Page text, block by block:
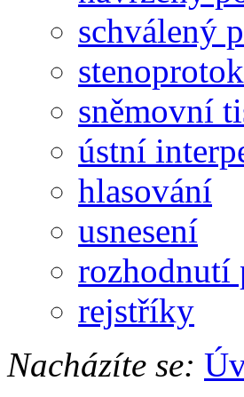
schválený
sněmovní
ústní
hlasování
usnesení
rozhodnutí
rejstříky
Nacházíte se: